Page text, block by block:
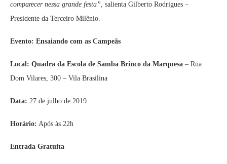
comparecer nessa grande festa”, salienta Gilberto Rodrigues –
Presidente da Terceiro Milênio.
Evento: Ensaiando com as Campeãs
Local: Quadra da Escola de Samba Brinco da Marquesa – Rua
Dom Vilares, 300 – Vila Brasilina
Data: 27 de julho de 2019
Horário: Após às 22h
Entrada Gratuita